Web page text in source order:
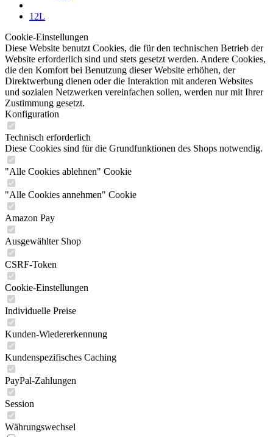
12L
Cookie-Einstellungen
Diese Website benutzt Cookies, die für den technischen Betrieb der
Website erforderlich sind und stets gesetzt werden. Andere Cookies,
die den Komfort bei Benutzung dieser Website erhöhen, der
Direktwerbung dienen oder die Interaktion mit anderen Websites
und sozialen Netzwerken vereinfachen sollen, werden nur mit Ihrer
Zustimmung gesetzt.
Konfiguration
Technisch erforderlich
Diese Cookies sind für die Grundfunktionen des Shops notwendig.
"Alle Cookies ablehnen" Cookie
"Alle Cookies annehmen" Cookie
Amazon Pay
Ausgewählter Shop
CSRF-Token
Cookie-Einstellungen
Individuelle Preise
Kunden-Wiedererkennung
Kundenspezifisches Caching
PayPal-Zahlungen
Session
Währungswechsel